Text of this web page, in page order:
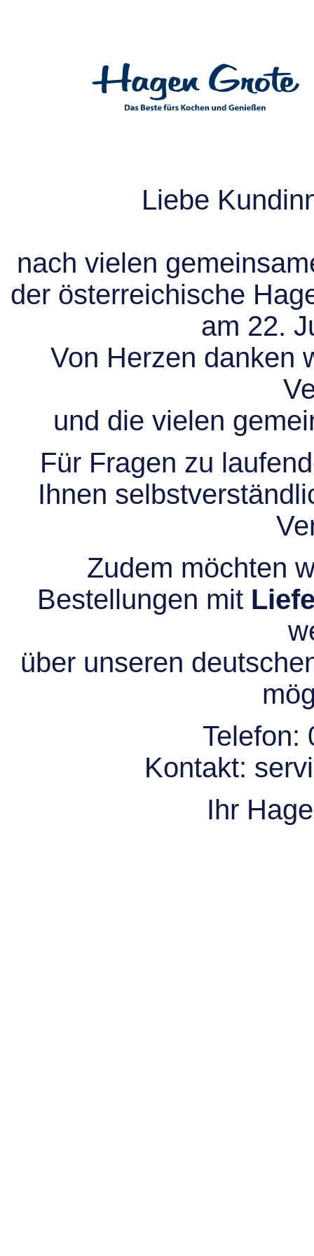
Liebe
nach vielen
der österreichische
am 22.
Von Herzen danken
und die vielen
Für Fragen zu
Ihnen
Zudem möchten
Bestellungen mit
über unseren
Telefon:
Kontakt:
Ihr